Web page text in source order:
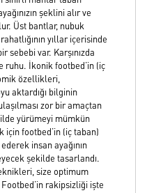
şeklini alır ve
Üst bantlar, nubuk
yıllar içerisinde
sebebi var. Karşınızda
ruhu. İkonik footbed’in (iç
özellikleri,
aktardığı bilginin
zor bir amaçtan
yürümeyi mümkün
için footbed’in (iç taban)
insan ayağının
şekilde tasarlandı.
size optimum
Footbed’in rakipsizliği işte